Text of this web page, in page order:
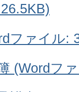
ファイル:
(Wordフ